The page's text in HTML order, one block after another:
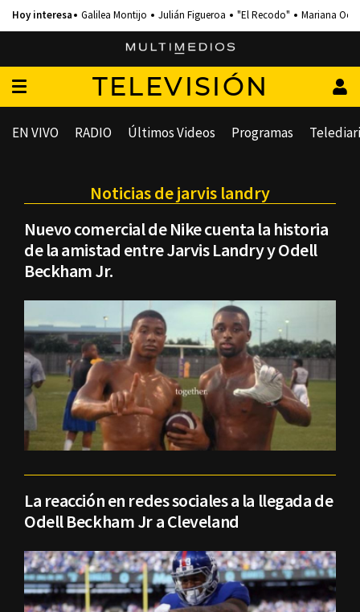
Galilea Montijo Julián Figueroa "El Recodo" Mariana
TELEVISIÓN
EN VIVO RADIO Últimos Videos Programas
Noticias de jarvis landry
Nuevo comercial de Nike cuenta la historia
de la amistad entre Jarvis Landry y Odell
Beckham Jr.
La reacción en redes sociales a la llegada de
Odell Beckham Jr a Cleveland